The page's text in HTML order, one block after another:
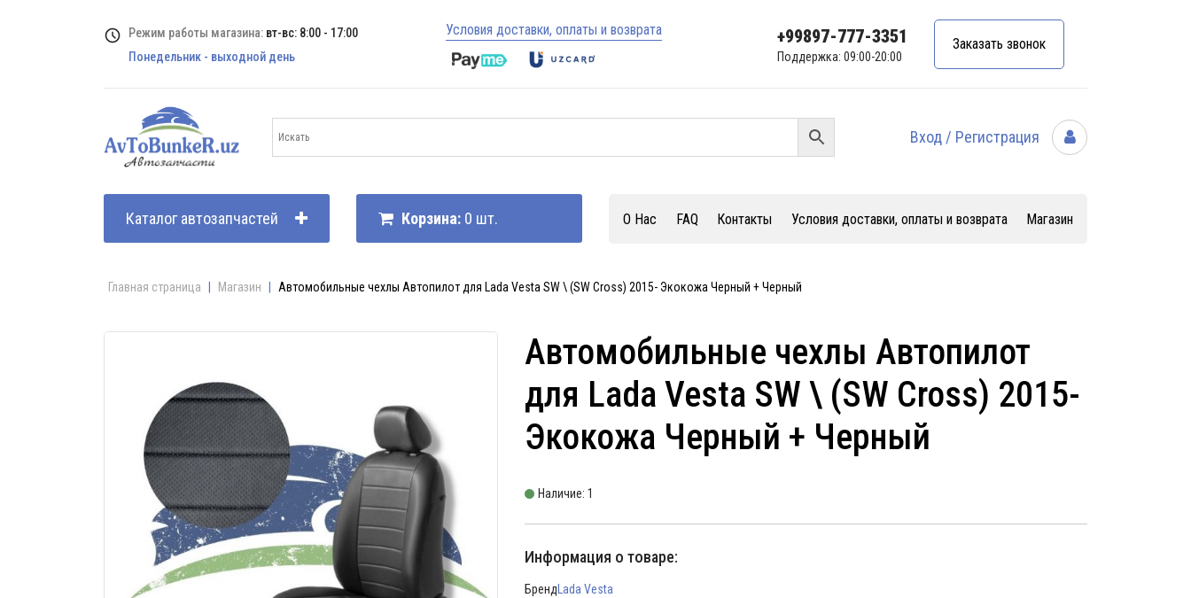
Режим работы магазина: вт-вс: 8:00 - 17:00
Понедельник - выходной день
Условия доставки, оплаты и возврата +99897-777-3351
Поддержка: 09:00-20:00
Заказать звонок
Вход / Регистрация
Каталог автозапчастей Корзина: 0 шт. О Нас FAQ Контакты Условия доставки, оплаты и возврата Магазин
Главная страница Магазин Автомобильные чехлы Автопилот для Lada Vesta SW \ (SW Cross) 2015- Экокожа Черный + Черный
Автомобильные чехлы Автопилот
для Lada Vesta SW \ (SW Cross) 2015-
Экокожа Черный + Черный
Наличие: 1
Информация о товаре:
Бренд Lada Vesta